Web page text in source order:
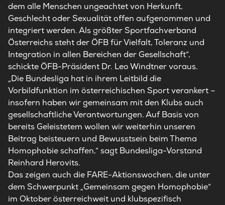
dem alle Menschen ungeachtet von Herkunft,
Geschlecht oder Sexualität offen aufgenommen und
integriert werden. Als größter Sportfachverband
Österreichs steht der ÖFB für Vielfalt, Toleranz und
Integration in allen Bereichen der Gesellschaft“,
schickte ÖFB-Präsident Dr. Leo Windtner voraus.
„Die Bundesliga hat in ihrem Leitbild die
Vorbildfunktion im österreichischen Sport verankert –
insofern haben wir gemeinsam mit den Klubs auch
gesellschaftliche Verantwortungen.Auf Basis von
bereits Geleistetem wollen wir weiterhin unseren
Beitrag beisteuern und Bewusstsein beim Thema
Homophobie schaffen,“ sagt Bundesliga-Vorstand
Reinhard Herovits.
Das zeigen auch die FARE-Aktionswochen, die unter
dem Schwerpunkt „Gemeinsam gegen Homophobie“
im Oktober österreichweit und klubspezifisch